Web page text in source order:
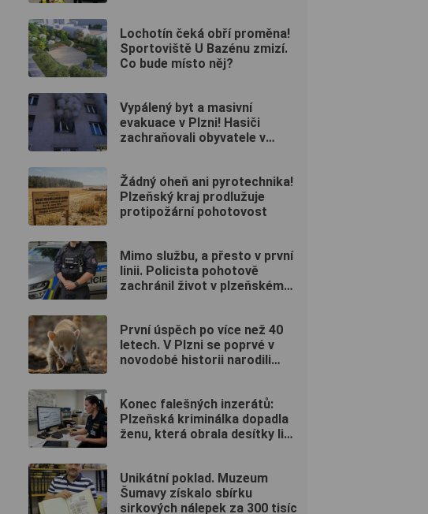
Lochotín čeká obří proměna!
Sportoviště U Bazénu zmizí.
Co bude místo něj?
Vypálený byt a masivní
evakuace v Plzni! Hasiči
zachraňovali obyvatele v
Žádný oheň ani pyrotechnika!
Plzeňský kraj prodlužuje
protipožární pohotovost
Mimo službu, a přesto v první
linii. Policista pohotově
zachránil život v plzeňském
První úspěch po více než 40
letech. V Plzni se poprvé v
novodobé historii narodili
Konec falešných inzerátů:
Plzeňská kriminálka dopadla
ženu, která obrala desítky lidí
Unikátní poklad. Muzeum
Šumavy získalo sbírku
sirkových nálepek za 300 tisíc